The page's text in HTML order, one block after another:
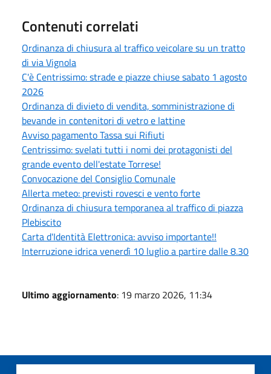
Contenuti correlati
Ordinanza di chiusura al traffico veicolare su un tratto
di via Vignola
C'è Centrissimo: strade e piazze chiuse sabato 1 agosto
2026
Ordinanza di divieto di vendita, somministrazione di
bevande in contenitori di vetro e lattine
Avviso pagamento Tassa sui Rifiuti
Centrissimo: svelati tutti i nomi dei protagonisti del
grande evento dell'estate Torrese!
Convocazione del Consiglio Comunale
Allerta meteo: previsti rovesci e vento forte
Ordinanza di chiusura temporanea al traffico di piazza
Plebiscito
Carta d'Identità Elettronica: avviso importante!!
Interruzione idrica venerdì 10 luglio a partire dalle 8.30
Ultimo aggiornamento: 19 marzo 2026, 11:34